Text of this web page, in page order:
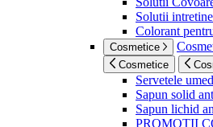
Solutii
Colorant
Cosmetice
Cosmetice
Servetele
Sapun solid
Sapun lichid
PROMOTII